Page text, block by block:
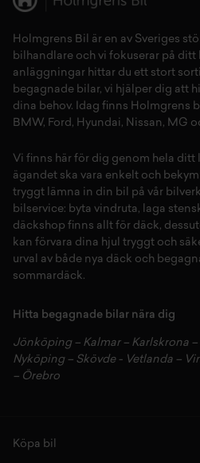
Holmgrens Bil är en av Sveriges
bilhandlare och vi fokuserar på ditt
anläggningar hittar du ett stort
begagnade bilar, vi hjälper dig att
dina behov. Idag finns Holmgrens
BMW, Ford, Hyundai, Nissan , MG
Vi finns här för dig genom hela
ägandet ska vara enkelt och
tryggt lämna in din bil på vår
bilservice: byta vindruta, laga
däckshop finns allt för däck,
kan förvara dina hjul tryggt och
urval av både nya däck och
sommardäck.
Hitta begagnade bilar nära dig
Jönköping– Kalmar – Karlskrona –
Nyköping– Skövde- Vetlanda –
– Örebro
Köpa bil